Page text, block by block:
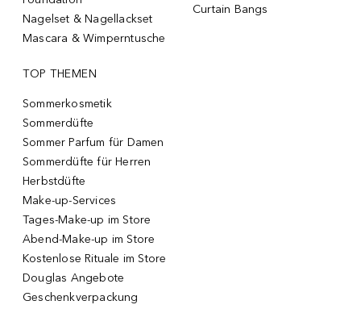
Nagelset & Nagellackset
Mascara & Wimperntusche
Curtain Bangs
TOP THEMEN
Sommerkosmetik
Sommerdüfte
Sommer Parfum für Damen
Sommerdüfte für Herren
Herbstdüfte
Make-up-Services
Tages-Make-up im Store
Abend-Make-up im Store
Kostenlose Rituale im Store
Douglas Angebote
Geschenkverpackung